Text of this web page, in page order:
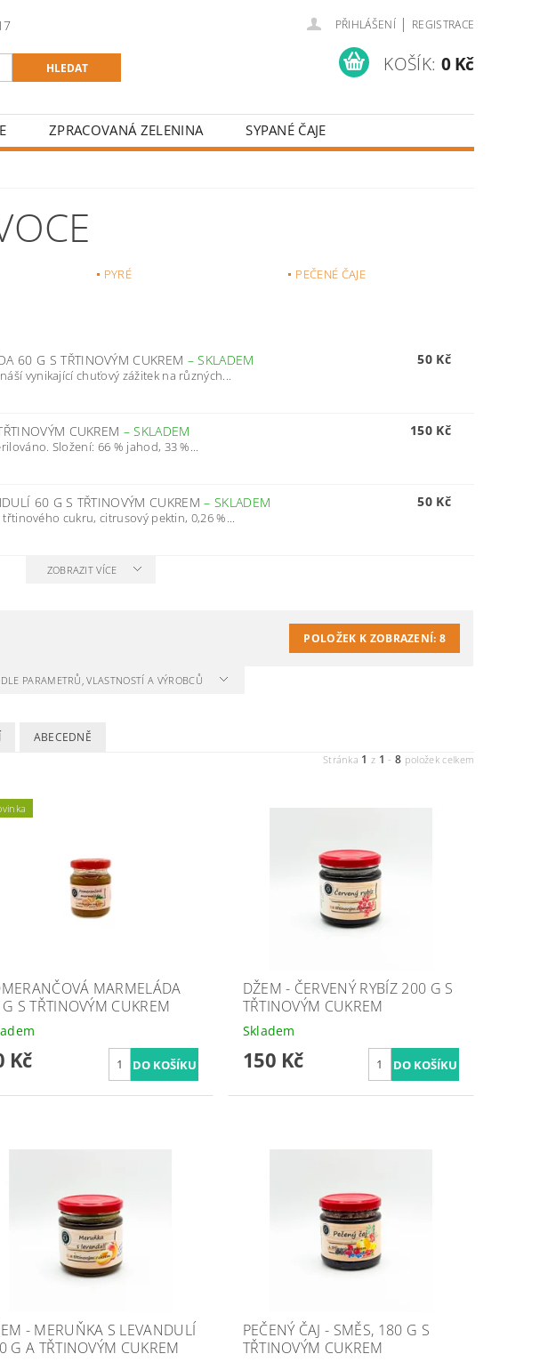
PŘIHLÁŠENÍ | REGISTRACE
KOŠÍK: 0 Kč
ZPRACOVANÁ ZELENINA
SYPANÉ ČAJE
PYRÉ PEČENÉ ČAJE
60 G S TŘTINOVÝM CUKREM –SKLADEM
vynikající chuťový zážitek na různých...
50 Kč
CUKREM –SKLADEM
Složení: 66 % jahod, 33 %...
150 Kč
60 G S TŘTINOVÝM CUKREM– SKLADEM
cukru, citrusový pektin, 0,26 %...
50 Kč
ZOBRAZIT VÍCE
POLOŽEK K ZOBRAZENÍ:8
PARAMETRŮ, VLASTNOSTÍ A VÝROBCŮ
ABECEDNĚ
Stránka 1 z 1 -8 položek celkem
MARMELÁDA
S TŘTINOVÝM CUKREM
Kč
DŽEM - ČERVENÝ RYBÍZ 200 G S
TŘTINOVÝM CUKREM
Skladem
150 Kč
- MERUŇKA S LEVANDULÍ
G A TŘTINOVÝM CUKREM
PEČENÝ ČAJ - SMĚS, 180 G S
TŘTINOVÝM CUKREM